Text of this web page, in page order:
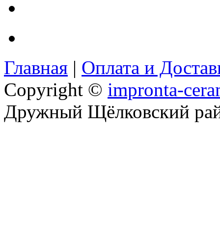
Главная | Оплата и
Copyright © impronta-
Дружный Щёлковский